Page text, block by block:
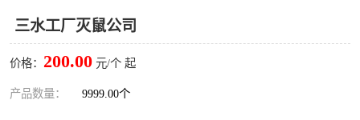
三水工厂灭鼠公司
价格： 200.00 元/个 起
产品数量： 9999.00个
病媒生物防治